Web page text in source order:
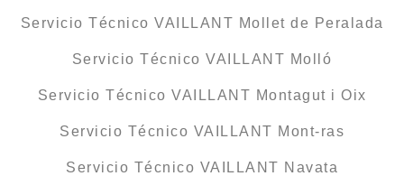
Servicio Técnico VAILLANT Mollet de Peralada
Servicio Técnico VAILLANT Molló
Servicio Técnico VAILLANT Montagut i Oix
Servicio Técnico VAILLANT Mont-ras
Servicio Técnico VAILLANT Navata